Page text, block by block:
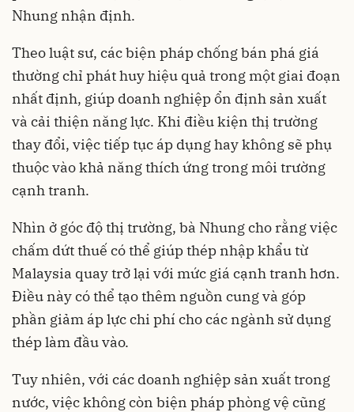
Nhung nhận định.
Theo luật sư, các biện pháp chống bán phá giá
thường chỉ phát huy hiệu quả trong một giai đoạn
nhất định, giúp doanh nghiệp ổn định sản xuất
và cải thiện năng lực. Khi điều kiện thị trường
thay đổi, việc tiếp tục áp dụng hay không sẽ phụ
thuộc vào khả năng thích ứng trong môi trường
cạnh tranh.
Nhìn ở góc độ thị trường, bà Nhung cho rằng việc
chấm dứt thuế có thể giúp thép nhập khẩu từ
Malaysia quay trở lại với mức giá cạnh tranh hơn.
Điều này có thể tạo thêm nguồn cung và góp
phần giảm áp lực chi phí cho các ngành sử dụng
thép làm đầu vào.
Tuy nhiên, với các doanh nghiệp sản xuất trong
nước, việc không còn biện pháp phòng vệ cũng